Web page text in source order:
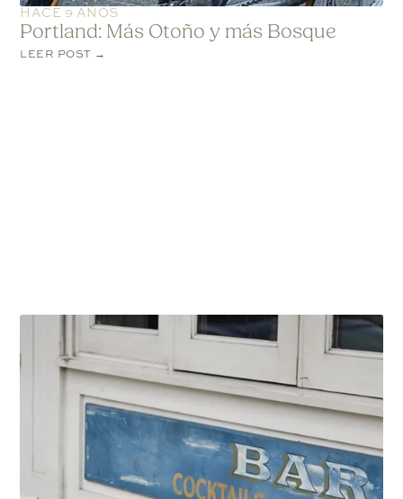
HACE 9 AÑOS
Portland: Más Otoño y más Bosque
LEER POST →